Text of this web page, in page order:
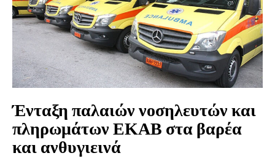
Ένταξη παλαιών νοσηλευτών και
πληρωμάτων ΕΚΑΒ στα βαρέα
και ανθυγιεινά